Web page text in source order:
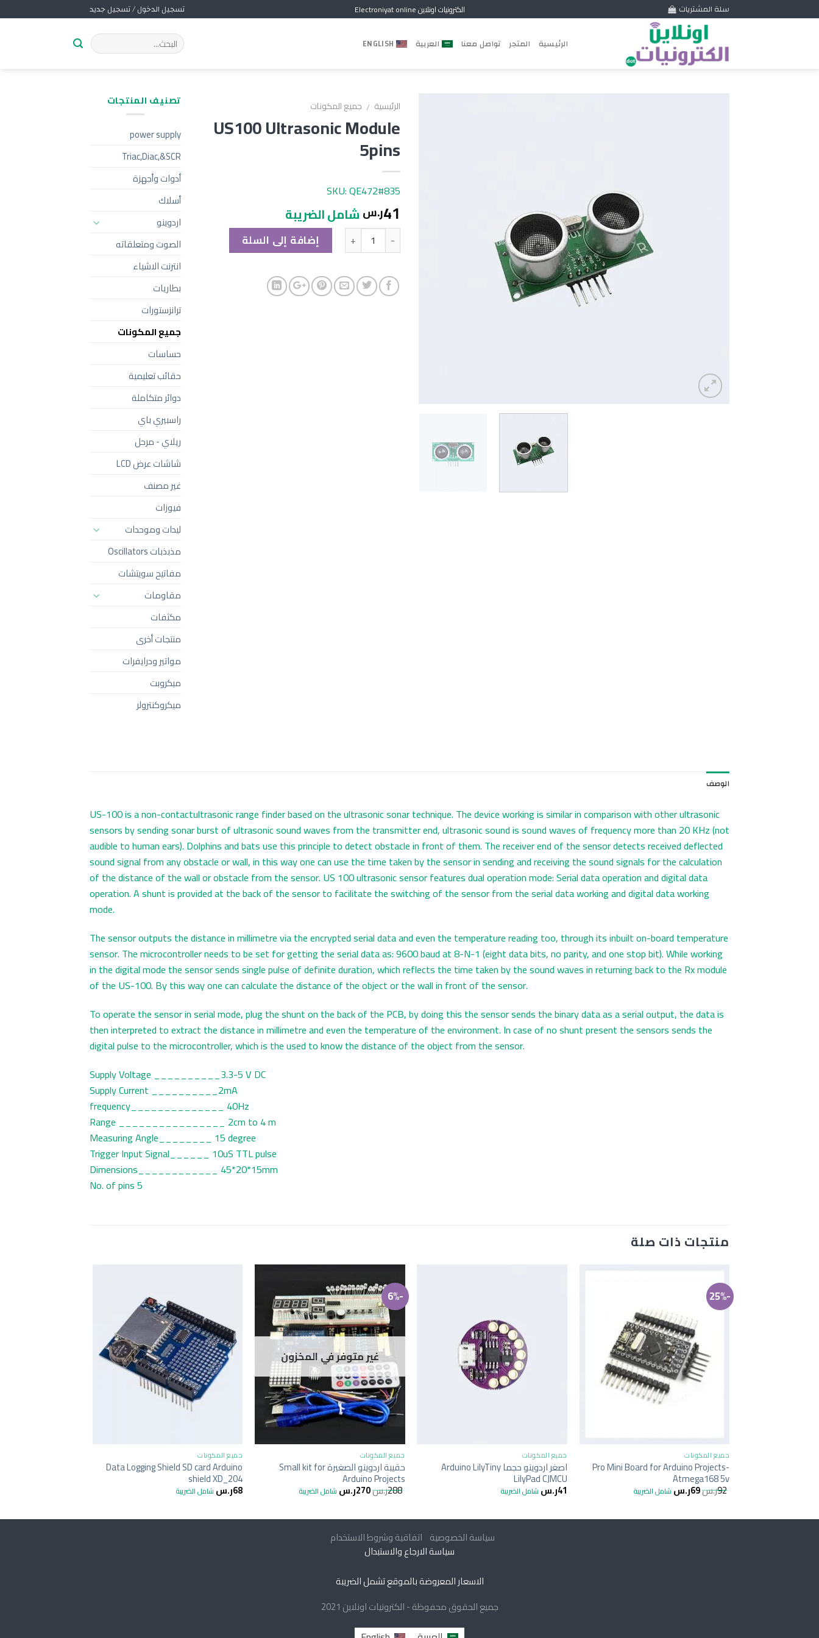
to
سلة المشتريات الكترونيات اونلاين Electroniyat online تسجيل الدخول / تسجيل جديد
الرئيسية المتجر تواصل معنا العربية ENGLISH
الرئيسية / جميع المكونات
US100 Ultrasonic Module
5pins
SKU: QE472#835
41ر.س شامل الضريبة
الكمية إضافة إلى السلة
تصنيف المنتجات
power supply
Triac,Diac,&SCR
أدوات وأجهزة
أسلاك
اردوينو
الصوت ومتعلقاته
انترنت الاشياء
بطاريات
ترانزستورات
جميع المكونات
حساسات
حقائب تعليمية
دوائر متكاملة
راسبيري باي
ريلاي - مرحل
شاشات عرض LCD
غير مصنف
فيوزات
ليدات وموحدات
مذبذبات Oscillators
مفاتيح سويتشات
مقاومات
مكثفات
منتجات أخرى
مواتير ودرايفرات
ميكروبت
ميكروكنترولر
الوصف
US-100 is a non-contactultrasonic range finder based on the ultrasonic sonar technique. The device working is similar in comparison with other ultrasonic
sensors by sending sonar burst of ultrasonic sound waves from the transmitter end, ultrasonic sound is sound waves of frequency more than 20 KHz (not
audible to human ears). Dolphins and bats use this principle to detect obstacle in front of them. The receiver end of the sensor detects received deflected
sound signal from any obstacle or wall, in this way one can use the time taken by the sensor in sending and receiving the sound signals for the calculation
of the distance of the wall or obstacle from the sensor. US 100 ultrasonic sensor features dual operation mode: Serial data operation and digital data
operation. A shunt is provided at the back of the sensor to facilitate the switching of the sensor from the serial data working and digital data working
mode.
The sensor outputs the distance in millimetre via the encrypted serial data and even the temperature reading too, through its inbuilt on-board temperature
sensor. The microcontroller needs to be set for getting the serial data as: 9600 baud at 8-N-1 (eight data bits, no parity, and one stop bit). While working
in the digital mode the sensor sends single pulse of definite duration, which reflects the time taken by the sound waves in returning back to the Rx module
of the US-100. By this way one can calculate the distance of the object or the wall in front of the sensor.
To operate the sensor in serial mode, plug the shunt on the back of the PCB, by doing this the sensor sends the binary data as a serial output, the data is
then interpreted to extract the distance in millimetre and even the temperature of the environment. In case of no shunt present the sensors sends the
digital pulse to the microcontroller, which is the used to know the distance of the object from the sensor.
Supply Voltage __________3.3-5 V DC
Supply Current __________2mA
frequency______________ 40Hz
Range ________________ 2cm to 4 m
Measuring Angle________ 15 degree
Trigger Input Signal______ 10uS TTL pulse
Dimensions____________ 45*20*15mm
No. of pins 5
منتجات ذات صلة
-25%
جميع المكونات
Pro Mini Board for Arduino Projects-
Atmega168 5v
92ر.س69ر.س شامل الضريبة
جميع المكونات
اصغر اردوينو حجما Arduino LilyTiny
LilyPad CJMCU
41ر.س شامل الضريبة
-6%
غير متوفر في المخزون
جميع المكونات
حقيبة اردوينو الصغيرة Small kit for
Arduino Projects
288ر.س270ر.س شامل الضريبة
جميع المكونات
Data Logging Shield SD card Arduino
shield XD_204
68ر.س شامل الضريبة
سياسة الخصوصية اتفاقية وشروط الاستخدام
سياسة الارجاع والاستبدال
الاسعار المعروضة بالموقع تشمل الضريبة
جميع الحقوق محفوظة - الكترونيات اونلاين 2021